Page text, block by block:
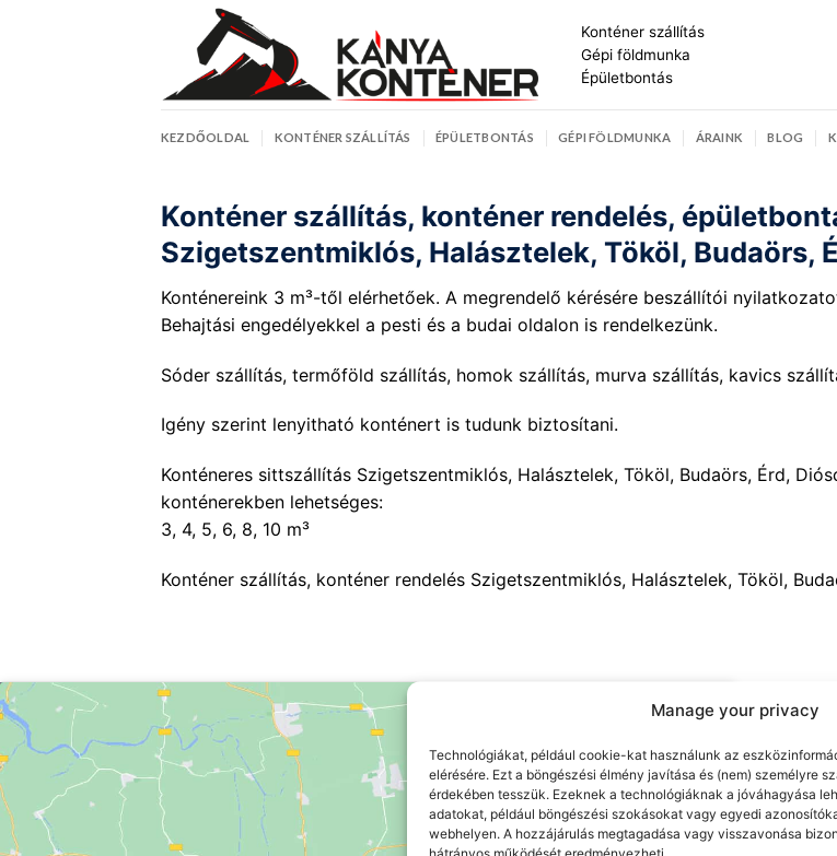
Manage your privacy
Technológiákat, például cookie-kat használunk az
elérésére. Ezt a böngészési élmény javítása és (nem) személyre
érdekében tesszük. Ezeknek a technológiáknak a jóváhagyása
adatokat, például böngészési szokásokat vagy egyedi
webhelyen. A hozzájárulás megtagadása vagy visszavonása
Konténer szállítás
Gépi földmunka
Épületbontás
KEZDŐOLDAL KONTÉNER SZÁLLÍTÁS ÉPÜLETBONTÁS GÉPI FÖLDMUNKA ÁRAINK BLOG
Konténer szállítás, konténer rendelés,
Szigetszentmiklós, Halásztelek, Tököl, Budaörs,
Konténereink 3 m³-től elérhetőek. A megrendelő kérésére beszállítói
Behajtási engedélyekkel a pesti és a budai oldalon is rendelkezünk.
Sóder szállítás, termőföld szállítás, homok szállítás, murva szállítás, kavics
Igény szerint lenyitható konténert is tudunk biztosítani.
Konténeres sittszállítás Szigetszentmiklós, Halásztelek, Tököl, Budaörs, Érd,
konténerekben lehetséges:
3, 4, 5, 6, 8, 10 m³
Konténer szállítás, konténer rendelés Szigetszentmiklós, Halásztelek, Tököl,